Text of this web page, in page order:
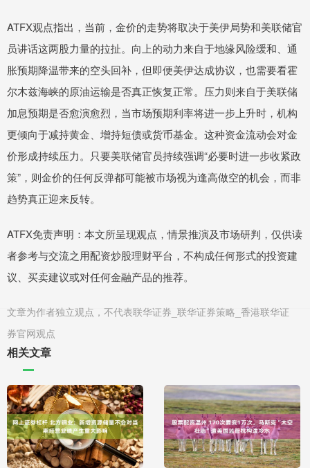
ATFX观点指出，当前，金价的走势将取决于美伊局势和美联储官
员讲话这两股力量的拉扯。向上的动力来自于地缘风险缓和、通
胀预期降温带来的空头回补，但即便美伊达成协议，也需要看霍
尔木兹海峡的原油运输是否真正恢复正常。压力则来自于美联储
加息预期是否愈演愈烈，当市场预期利率将进一步上升时，机构
更倾向于减持黄金、增持短债或货币基金。这种资金流动会对金
价形成持续压力。只要美联储官员持续强调“必要时进一步收紧政
策”，则金价的任何反弹都可能被市场视为逢高做空的机会，而非
趋势真正迎来反转。
ATFX免责声明：本文所呈现观点，情景推演及市场研判，仅供读
者参考与交流之用配资炒股理财平台，不构成任何形式的投资建
议、买卖建议或对任何金融产品的推荐。
文章为作者独立观点，不代表联华证券_联华证券策略_香港联华证
券官网观点
相关文章